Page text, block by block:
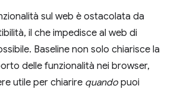
sul web è ostacolata da
il che impedisce al web di
Baseline non solo chiarisce la
delle funzionalità nei browser,
utile per chiarire quando puoi